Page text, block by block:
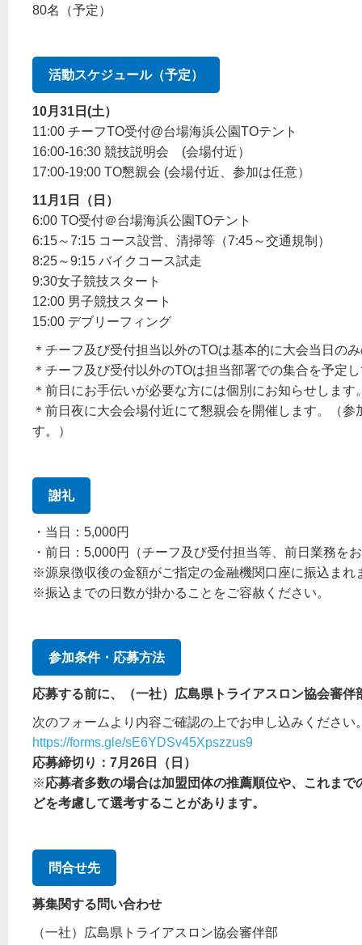
80名（予定）
活動スケジュール（予定）
10月31日(土）
11:00 チーフTO受付@台場海浜公園TOテント
16:00-16:30 競技説明会 (会場付近）
17:00-19:00 TO懇親会 (会場付近、参加は任意）
11月1日（日）
6:00 TO受付＠台場海浜公園TOテント
6:15～7:15 コース設営、清掃等（7:45～交通規制）
8:25～9:15 バイクコース試走
9:30女子競技スタート
12:00 男子競技スタート
15:00 デブリーフィング
＊チーフ及び受付担当以外のTOは基本的に大会当日の
＊チーフ及び受付以外のTOは担当部署での集合を予定
＊前日にお手伝いが必要な方には個別にお知らせします
＊前日夜に大会会場付近にて懇親会を開催します。（
す。）
謝礼
・当日：5,000円
・前日：5,000円（チーフ及び受付担当等、前日業務を
※源泉徴収後の金額がご指定の金融機関口座に振込まれ
※振込までの日数が掛かることをご容赦ください。
参加条件・応募方法
応募する前に、（一社）広島県トライアスロン協会審伴
次のフォームより内容ご確認の上でお申し込みください
https://forms.gle/sE6YDSv45Xpszzus9
応募締切り：7月26日（日）
※応募者多数の場合は加盟団体の推薦順位や、これま
どを考慮して選考することがあります。
問合せ先
募集関する問い合わせ
（一社）広島県トライアスロン協会審伴部